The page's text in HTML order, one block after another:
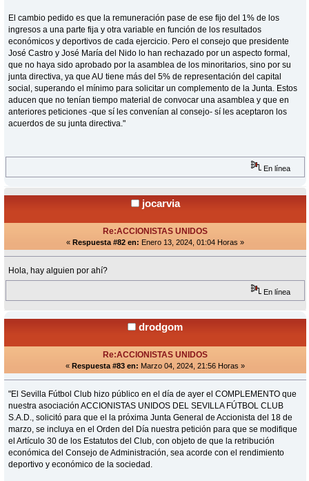
El cambio pedido es que la remuneración pase de ese fijo del 1% de los
ingresos a una parte fija y otra variable en función de los resultados
económicos y deportivos de cada ejercicio. Pero el consejo que presidente
José Castro y José María del Nido lo han rechazado por un aspecto formal,
que no haya sido aprobado por la asamblea de los minoritarios, sino por su
junta directiva, ya que AU tiene más del 5% de representación del capital
social, superando el mínimo para solicitar un complemento de la Junta. Estos
aducen que no tenían tiempo material de convocar una asamblea y que en
anteriores peticiones -que sí les convenían al consejo- sí les aceptaron los
acuerdos de su junta directiva."
En línea
jocarvia
Re:ACCIONISTAS UNIDOS
« Respuesta #82 en: Enero 13, 2024, 01:04 Horas »
Hola, hay alguien por ahí?
En línea
drodgom
Re:ACCIONISTAS UNIDOS
« Respuesta #83 en: Marzo 04, 2024, 21:56 Horas »
"El Sevilla Fútbol Club hizo público en el día de ayer el COMPLEMENTO que
nuestra asociación ACCIONISTAS UNIDOS DEL SEVILLA FÚTBOL CLUB
S.A.D., solicitó para que el la próxima Junta General de Accionista del 18 de
marzo, se incluya en el Orden del Día nuestra petición para que se modifique
el Artículo 30 de los Estatutos del Club, con objeto de que la retribución
económica del Consejo de Administración, sea acorde con el rendimiento
deportivo y económico de la sociedad.